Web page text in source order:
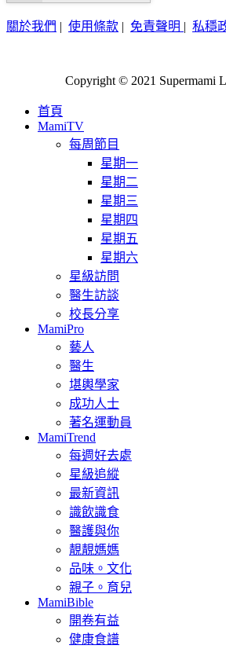
關於我們 | 使用條款 | 免責聲明 | 私穩
Copyright © 2021 Supermami
首頁
MamiTV
每周節目
星期一
星期二
星期三
星期四
星期五
星期六
星級訪問
醫生訪談
校長分享
MamiPro
藝人
醫生
堪輿學家
成功人士
著名運動員
MamiTrend
每週好去處
星級追縱
最新資訊
識飲識食
醫護與你
靚靚媽媽
品味。文化
親子。育兒
MamiBible
開卷有益
健康食譜